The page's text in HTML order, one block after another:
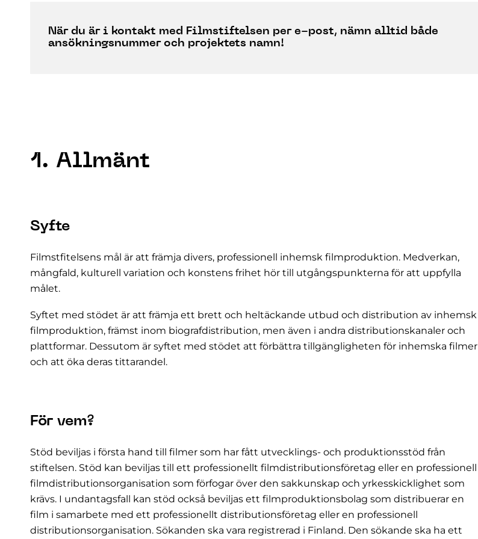
När du är i kontakt med Filmstiftelsen per e-post, nämn alltid
både
ansökningsnummer och projektets namn!
1. Allmänt
Syfte
Filmstfitelsens mål är att främja divers, professionell inhemsk filmproduktion. Medverkan,
mångfald, kulturell variation och konstens frihet hör till utgångspunkterna för att uppfylla
målet.
Syftet med stödet är att främja ett brett och heltäckande utbud och distribution av inhemsk
filmproduktion, främst inom biografdistribution, men även i andra distributionskanaler och
plattformar. Dessutom är syftet med stödet att förbättra tillgängligheten för inhemska filmer
och att öka deras tittarandel.
För vem?
Stöd beviljas i första hand till filmer som har fått utvecklings- och produktionsstöd från
stiftelsen. Stöd kan beviljas till ett professionellt filmdistributionsföretag eller en professionell
filmdistributionsorganisation som förfogar över den sakkunskap och yrkesskicklighet som
krävs. I undantagsfall kan stöd också beviljas ett filmproduktionsbolag som distribuerar en
film i samarbete med ett professionellt distributionsföretag eller en professionell
distributionsorganisation. Sökanden ska vara registrerad i Finland. Den sökande ska ha ett